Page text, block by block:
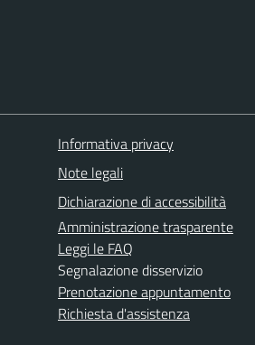
Informativa privacy
Note legali
Dichiarazione di accessibilità
Amministrazione trasparente
Leggi le FAQ
Segnalazione disservizio
Prenotazione appuntamento
Richiesta d'assistenza